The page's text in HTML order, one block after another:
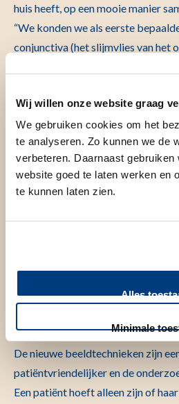
Wij willen onze website graag
We gebruiken cookies om het
te analyseren. Zo kunnen we de
verbeteren. Daarnaast
website goed te laten werken en
te kunnen laten zien.
Alles
Minimale
huis heeft, op een mooie manier
“We konden we als eerste
conjunctiva (het slijmvlies van het
weten of een plekje op of in het
is. Een melanoom moet je wel
moedervlek niet. Op dit moment is
invasieve (chirurgische) techniek
angiografie) of het wegnemen van
De nieuwe beeldtechnieken zijn
patiëntvriendelijker en de
Een patiënt hoeft alleen zijn of